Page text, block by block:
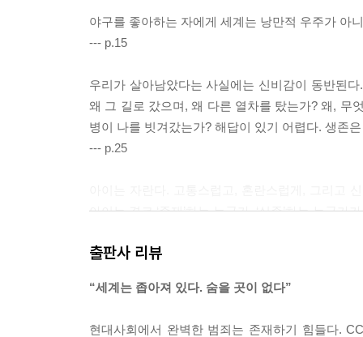
야구를 좋아하는 자에게 세계는 낭만적 우주가 아
--- p.15
우리가 살아남았다는 사실에는 신비감이 동반된
왜 그 길로 갔으며, 왜 다른 열차를 탔는가? 왜, 무
병이 나를 빗겨갔는가? 해답이 있기 어렵다. 생존
--- p.25
아이는 결코 ‘존재’하는 누군가, ‘실존’하는 누군
읽을 때 그들의 의식에 발생하게 될 새로운 촉발,
출판사 리뷰
“세계는 좁아져 있다. 숨을 곳이 없다”
현대사회에서 완벽한 범죄는 존재하기 힘들다.